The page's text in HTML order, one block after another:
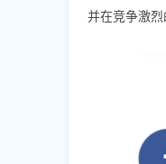
并在竞争激